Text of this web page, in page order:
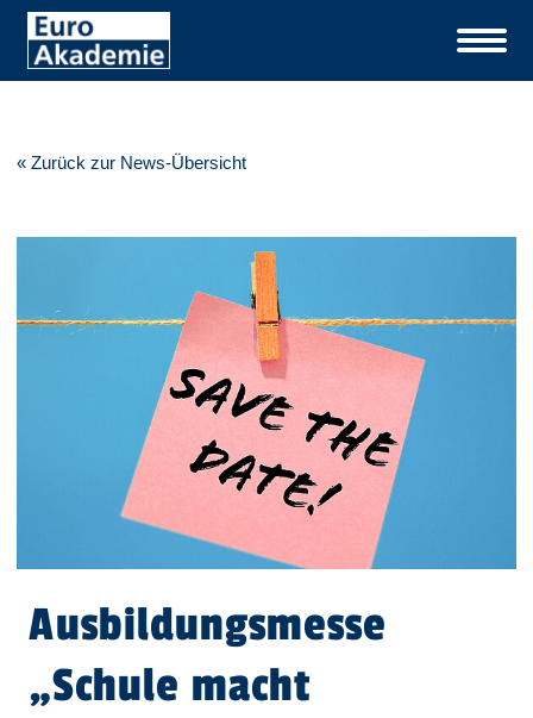
« Zurück zur News-Übersicht
Ausbildungsmesse
„Schule macht